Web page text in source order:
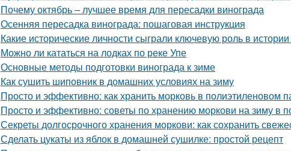
Почему октябрь – лучшее время для пересадки винограда
Осенняя пересадка винограда: пошаговая инструкция
Какие исторические личности сыграли ключевую роль в
Можно ли кататься на лодках по реке Упе
Основные методы подготовки винограда к зиме
Как сушить шиповник в домашних условиях на зиму
Просто и эффективно: как хранить морковь в полиэтиленовом
Просто и эффективно: советы по хранению моркови на зиму в
Секреты долгосрочного хранения моркови: как сохранить
Сделать цукаты из яблок в домашней сушилке: простой рецепт